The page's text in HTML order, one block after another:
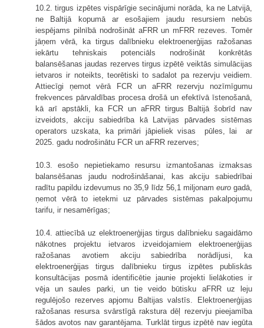
10.2. tirgus izpētes vispārīgie secinājumi norāda, ka ne Latvijā,
ne Baltijā kopumā ar esošajiem jaudu resursiem nebūs
iespējams pilnībā nodrošināt aFRR un mFRR rezeves. Tomēr
jāņem vērā, ka tirgus dalībnieku elektroenerģijas ražošanas
iekārtu tehniskais potenciāls nodrošināt konkrētās
balansēšanas jaudas rezerves tirgus izpētē veiktās simulācijas
ietvaros ir noteikts, teorētiski to sadalot pa rezervju veidiem.
Attiecīgi ņemot vērā FCR un aFRR rezervju nozīmīgumu
frekvences pārvaldības procesa drošā un efektīvā īstenošanā,
kā arī apstākli, ka FCR un aFRR tirgus Baltijā šobrīd nav
izveidots, akciju sabiedrība kā Latvijas pārvades sistēmas
operators uzskata, ka primāri jāpieliek visas pūles, lai ar
2025. gadu nodrošinātu FCR un aFRR rezerves;
10.3. esošo nepietiekamo resursu izmantošanas izmaksas
balansēšanas jaudu nodrošināšanai, kas akciju sabiedrībai
radītu papildu izdevumus no 35,9 līdz 56,1 miljonam eurogadā,
ņemot vērā to ietekmi uz pārvades sistēmas pakalpojumu
tarifu, ir nesamērīgas;
10.4. attiecībā uz elektroenerģijas tirgus dalībnieku sagaidāmo
nākotnes projektu ietvaros izveidojamiem elektroenerģijas
ražošanas avotiem akciju sabiedrība norādījusi, ka
elektroenerģijas tirgus dalībnieku tirgus izpētes publiskās
konsultācijas posmā identificētie jaunie projekti lielākoties ir
vēja un saules parki, un tie veido būtisku aFRR uz leju
regulējošo rezerves apjomu Baltijas valstīs. Elektroenerģijas
ražošanas resursa svārstīgā rakstura dēļ rezervju pieejamība
šādos avotos nav garantējama. Turklāt tirgus izpētē nav iegūta